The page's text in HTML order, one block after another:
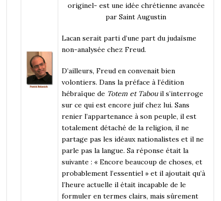
originel- est une idée chrétienne avancée
par Saint Augustin
Lacan serait parti d’une part du judaïsme
non-analysée chez Freud.
D’ailleurs, Freud en convenait bien
volontiers. Dans la préface à l’édition
hébraïque de Totem et Tabouil s’interroge
sur ce qui est encore juif chez lui. Sans
renier l’appartenance à son peuple, il est
totalement détaché de la religion, il ne
partage pas les idéaux nationalistes et il ne
parle pas la langue. Sa réponse était la
suivante : « Encore beaucoup de choses, et
probablement l’essentiel » et il ajoutait qu’à
l’heure actuelle il était incapable de le
formuler en termes clairs, mais sûrement